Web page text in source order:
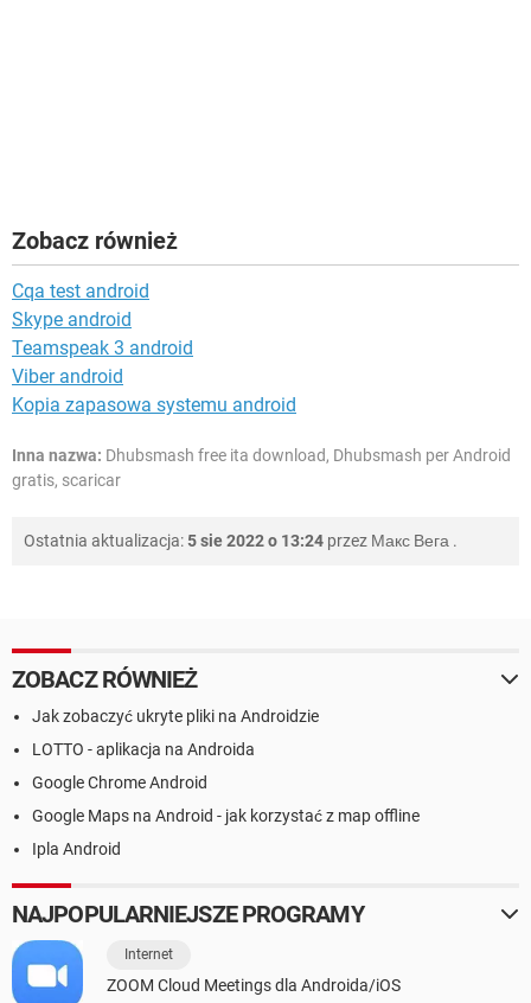
Zobacz również
Cqa test android
Skype android
Teamspeak 3 android
Viber android
Kopia zapasowa systemu android
Inna nazwa: Dhubsmash free ita download, Dhubsmash per Android
gratis, scaricar
Ostatnia aktualizacja:5 sie 2022 o 13:24 przez Макс Вега .
ZOBACZ RÓWNIEŻ
Jak zobaczyć ukryte pliki na Androidzie
LOTTO - aplikacja na Androida
Google Chrome Android
Google Maps na Android - jak korzystać z map offline
Ipla Android
NAJPOPULARNIEJSZE PROGRAMY
Internet
ZOOM Cloud Meetings dla Androida/iOS